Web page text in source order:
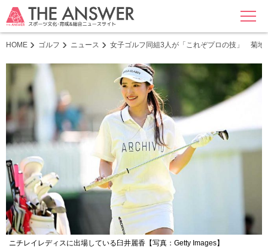
MENU
HOME ゴルフ ニュース 女子ゴルフ同組3人が「これぞプロの技」 菊
ニチレイレディスに出場している臼井麗香【写真：Getty Images】